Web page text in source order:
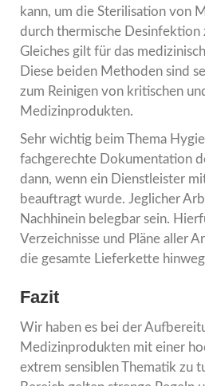
kann, um die Sterilisation von
durch thermische Desinfektion
Gleiches gilt für das
Diese beiden Methoden sind
zum Reinigen von kritischen
Medizinprodukten.
Sehr wichtig beim Thema
fachgerechte Dokumentation
dann, wenn ein Dienstleister
beauftragt wurde. Jeglicher
Nachhinein belegbar sein.
Verzeichnisse und Pläne aller
die gesamte Lieferkette
Fazit
Wir haben es bei der
Medizinprodukten mit einer
extrem sensiblen Thematik zu